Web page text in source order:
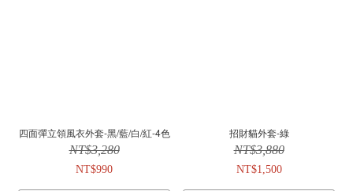
四面彈立領風衣外套-黑/藍/白/紅-4色
NT$3,280
NT$990
招財貓外套-綠
NT$3,880
NT$1,500